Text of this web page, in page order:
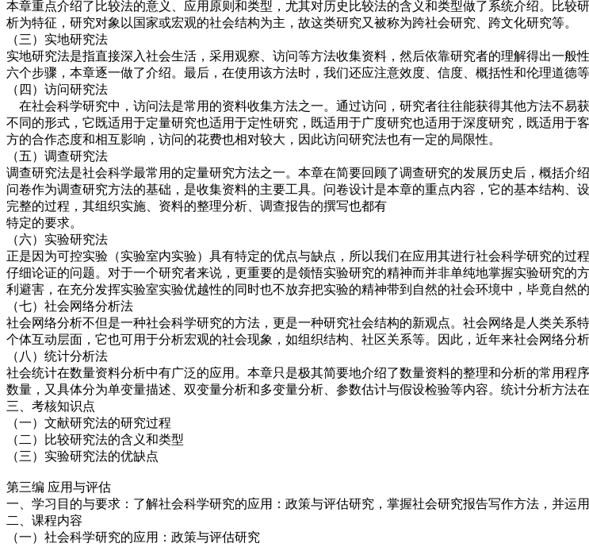
本章重点介绍了比较法的意义、应用原则和类型，尤其对历史比较法的含义和类型做了系统介绍。比
析为特征，研究对象以国家或宏观的社会结构为主，故这类研究又被称为跨社会研究、跨文化研究等。
（三）实地研究法
实地研究法是指直接深入社会生活，采用观察、访问等方法收集资料，然后依靠研究者的理解得出一
六个步骤，本章逐一做了介绍。最后，在使用该方法时，我们还应注意效度、信度、概括性和伦理道德等
（四）访问研究法
在社会科学研究中，访问法是常用的资料收集方法之一。通过访问，研究者往往能获得其他方法不易
不同的形式，它既适用于定量研究也适用于定性研究，既适用于广度研究也适用于深度研究，既适用
方的合作态度和相互影响，访问的花费也相对较大，因此访问研究法也有一定的局限性。
（五）调查研究法
调查研究法是社会科学最常用的定量研究方法之一。本章在简要回顾了调查研究的发展历史后，概括介
问卷作为调查研究方法的基础，是收集资料的主要工具。问卷设计是本章的重点内容，它的基本结构
完整的过程，其组织实施、资料的整理分析、调查报告的撰写也都有
特定的要求。
（六）实验研究法
正是因为可控实验（实验室内实验）具有特定的优点与缺点，所以我们在应用其进行社会科学研究的
仔细论证的问题。对于一个研究者来说，更重要的是领悟实验研究的精神而并非单纯地掌握实验研究
利避害，在充分发挥实验室实验优越性的同时也不放弃把实验的精神带到自然的社会环境中，毕竟自然的
（七）社会网络分析法
社会网络分析不但是一种社会科学研究的方法，更是一种研究社会结构的新观点。社会网络是人类关
个体互动层面，它也可用于分析宏观的社会现象，如组织结构、社区关系等。因此，近年来社会网络分
（八）统计分析法
社会统计在数量资料分析中有广泛的应用。本章只是极其简要地介绍了数量资料的整理和分析的常用
数量，又具体分为单变量描述、双变量分析和多变量分析、参数估计与假设检验等内容。统计分析方法
三、考核知识点
（一）文献研究法的研究过程
（二）比较研究法的含义和类型
（三）实验研究法的优缺点
第三编 应用与评估
一、学习目的与要求：了解社会科学研究的应用：政策与评估研究，掌握社会研究报告写作方法，并运
二、课程内容
（一）社会科学研究的应用：政策与评估研究